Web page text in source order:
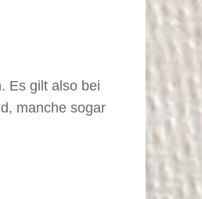
Es gilt also bei
manche sogar